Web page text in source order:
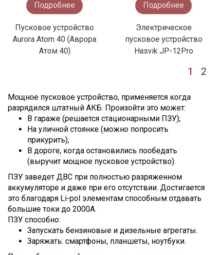
Подробнее
Пусковое устройство
Aurora Atom 40 (Аврора
Атом 40)
Подробнее
Электрическое
пусковое устройство
Hasvik JP-12Pro
1 2
Мощное пусковое устройство, применяется когда
разрядился штатный АКБ. Произойти это может:
В гараже (решается стационарными ПЗУ);
На уличной стоянке (можно попросить
прикурить);
В дороге, когда остановились пообедать
(выручит мощное пусковое устройство).
ПЗУ заведет ДВС при полностью разряженном
аккумуляторе и даже при его отсутствии. Достигается
это благодаря Li-pol элементам способным отдавать
большие токи до 2000А.
ПЗУ способно:
Запускать бензиновые и дизельные агрегаты.
Заряжать: смартфоны, планшеты, ноутбуки.